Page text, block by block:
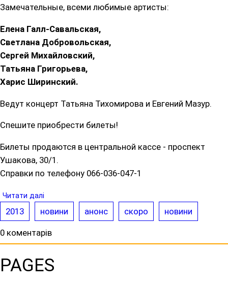
Замечательные, всеми любимые артисты:
Елена Галл-Савальская,
Светлана Добровольская,
Сергей Михайловский,
Татьяна Григорьева,
Харис Ширинский.
Ведут концерт Татьяна Тихомирова и Евгений Мазур.
Спешите приобрести билеты!
Билеты продаются в центральной кассе - проспект
Ушакова, 30/1.
Справки по телефону 066-036-047-1
Читати далі
2013 новини анонс скоро новини
0 коментарів
PAGES